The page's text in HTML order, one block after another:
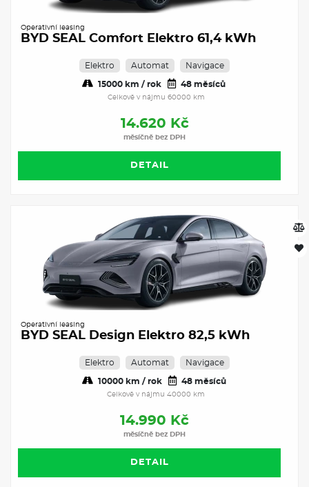
Operativní leasing
BYD SEAL Comfort Elektro 61,4 kWh
Elektro Automat Navigace
15000 km / rok 48 měsíců
Celkově v nájmu 60000 km
14.620 Kč
měsíčně bez DPH
DETAIL
Operativní leasing
BYD SEAL Design Elektro 82,5 kWh
Elektro Automat Navigace
10000 km / rok 48 měsíců
Celkově v nájmu 40000 km
14.990 Kč
měsíčně bez DPH
DETAIL